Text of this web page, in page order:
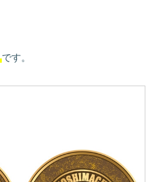
です。